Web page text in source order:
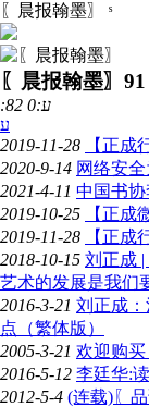
〖晨报翰墨〗 ˢ
〖晨报翰墨〗 91
:82 ע:0
ע
2019-11-28
【正成
2020-9-14 网络安
2021-4-11 中国书
2019-10-25
【正成
2019-11-28
【正
2018-10-15 刘正成
艺术的发展是我们
2016-3-21 刘正成
点（繁体版）
2005-3-21 欢迎购买
2016-5-12 李廷华:
2012-5-4 (连载)〖